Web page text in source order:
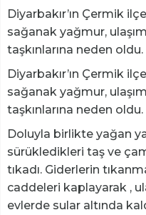
Diyarbakır’ın Çermik
sağanak yağmur,
taşkınlarına neden oldu.
Diyarbakır’ın Çermik
sağanak yağmur,
taşkınlarına neden oldu.
Doluyla birlikte yağan
sürükledikleri taş ve
tıkadı. Giderlerin
caddeleri kaplayarak ,
evlerde sular altında